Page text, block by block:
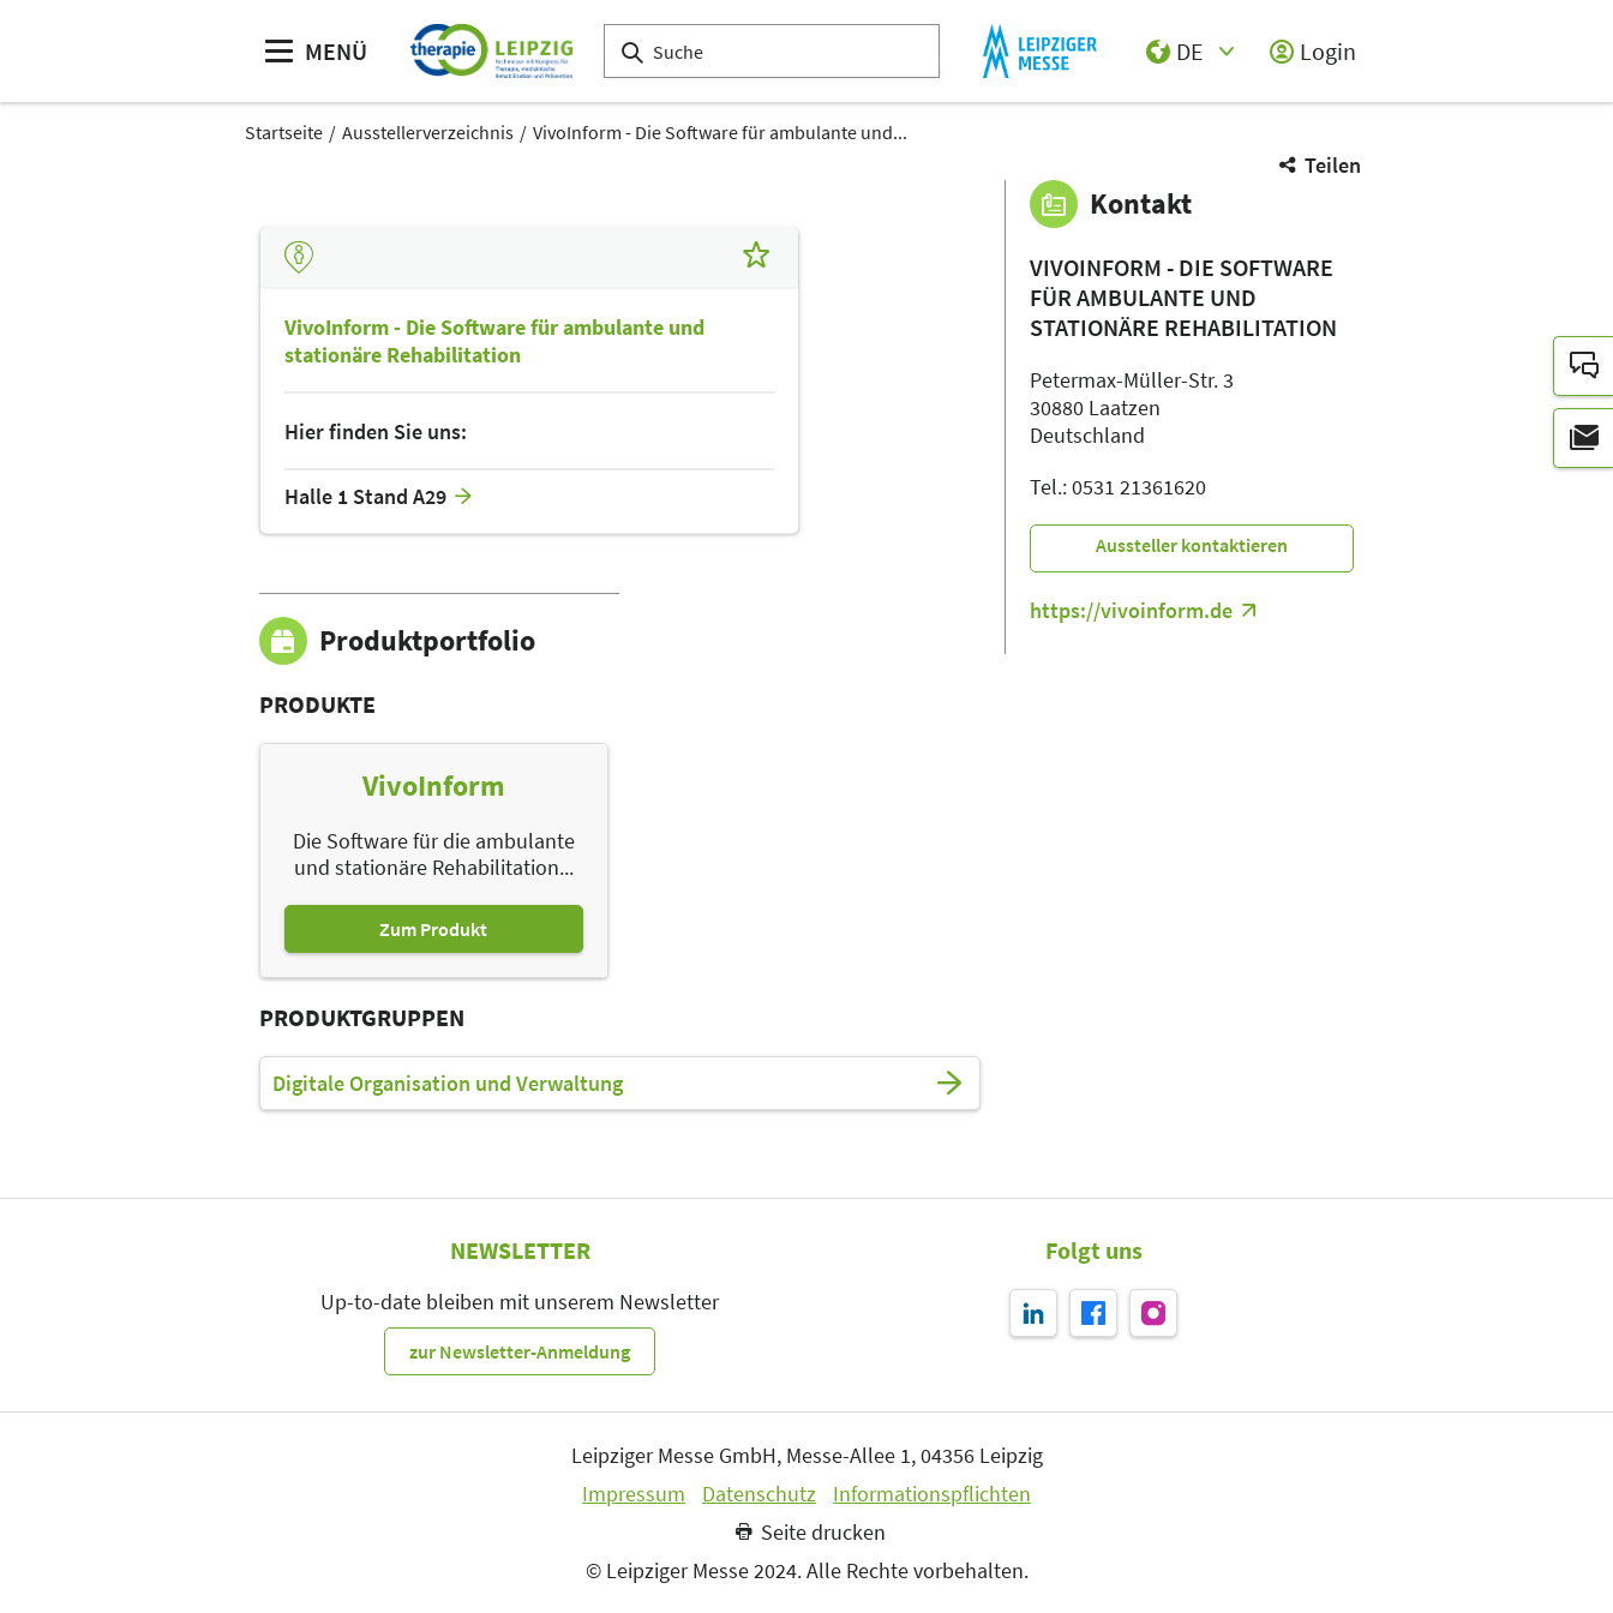
MENÜ
DE
Login
Startseite Ausstellerverzeichnis VivoInform - Die Software für ambulante und...
Teilen
VivoInform - Die Software für ambulante und
stationäre Rehabilitation
Hier finden Sie uns:
Halle 1 Stand A29
Produktportfolio
PRODUKTE
VivoInform
Die Software für die ambulante
und stationäre Rehabilitation...
Zum Produkt
PRODUKTGRUPPEN
Digitale Organisation und Verwaltung
Kontakt
VIVOINFORM - DIE SOFTWARE
FÜR AMBULANTE UND
STATIONÄRE REHABILITATION
Petermax-Müller-Str. 3
30880 Laatzen
Deutschland
Tel.: 0531 21361620
Aussteller kontaktieren
https://vivoinform.de
NEWSLETTER
Up-to-date bleiben mit unserem Newsletter
zur Newsletter-Anmeldung
Folgt uns
Leipziger Messe GmbH, Messe-Allee 1, 04356 Leipzig
Impressum
Datenschutz
Informationspflichten
Seite drucken
© Leipziger Messe 2024. Alle Rechte vorbehalten.